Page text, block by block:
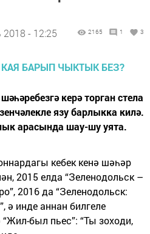
2018 - 12:25 2165 1 3
керә торган стела
язу барлыкка килә.
арасында шау-шу уята.
кебек кенә шәһәр
2015 елда “Зеленодольск –
2016 да “Зеленодольск:
ә инде аннан билгеле
был пьес”: “Ты зоходи,